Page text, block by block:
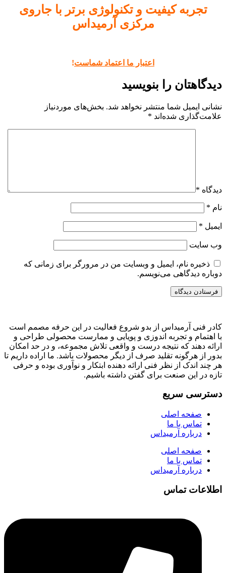
تجربه کیفیت و تکنولوژی برتر با جاروی
مرکزی آرمیداس
اعتبار ما اعتماد شماست!
دیدگاهتان را بنویسید
نشانی ایمیل شما منتشر نخواهد شد. بخش‌های موردنیاز
علامت‌گذاری شده‌اند *
دیدگاه *
نام *
ایمیل *
وب‌ سایت
ذخیره نام، ایمیل و وبسایت من در مرورگر برای زمانی که
دوباره دیدگاهی می‌نویسم.
کادر فنی آرمیداس از بدو شروع فعالیت در این حرفه مصمم است
با اهتمام و تجربه اندوزی و پویایی و ممارست محصولی طراحی و
ارائه دهند که نتیجه درست و واقعی تلاش مجموعه، و در حد امکان
بدور از هرگونه تقلید صرف از دیگر محصولات باشد. ما اراده داریم تا
هر چند اندک از نظر فنی ارائه دهنده ابتکار و نوآوری بوده و حرفی
تازه در این صنعت برای گفتن داشته باشیم.
دسترسی سریع
صفحه اصلی
تماس با ما
درباره آرمیداس
صفحه اصلی
تماس با ما
درباره آرمیداس
اطلاعات تماس